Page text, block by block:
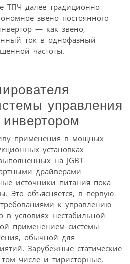
ТПЧ далее традиционно
звено постоянного
— как звено,
ток в однофазный
частоты.
управления
применения в мощных
установках
на JGBT-
драйверами
источники питания пока
Это объясняется, в первую
к управлению
в условиях нестабильной
применением системы
обычной для
Зарубежные статические
числе и тиристорные,